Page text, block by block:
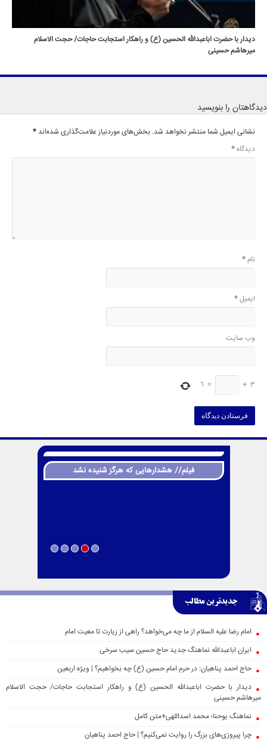
دیدار با حضرت اباعبدالله الحسین (ع) و راهکار استجابت حاجات/ حجت الاسلام
میرهاشم حسینی
دیدگاهتان را بنویسید
نشانی ایمیل شما منتشر نخواهد شد. بخش‌های موردنیاز علامت‌گذاری شده‌اند *
دیدگاه*
نام*
ایمیل*
وب‌ سایت
3
+
=
6
فیلم// هشدارهایی که هرگز شنیده نشد
جدیدترین مطالب
امام رضا علیه السلام از ما چه می‌خواهد؟ راهی از زیارت تا معیت امام
ایران اباعبدالله نماهنگ جدید حاج حسین سیب سرخی
حاج احمد پناهیان: در حرم امام حسین (ع) چه بخواهیم؟ | ویژه اربعین
دیدار با حضرت اباعبدالله الحسین (ع) و راهکار استجابت حاجات/ حجت الاسلام
میرهاشم حسینی
نماهنگ یوحنا؛ محمد اسداللهی+متن کامل
چرا پیروزی‌های بزرگ را روایت نمی‌کنیم؟ | حاج احمد پناهیان